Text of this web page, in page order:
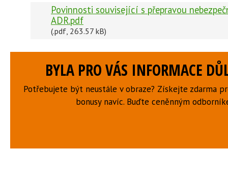
Povinnosti související s přepravou
ADR.pdf
(.pdf, 263.57 kB)
BYLA PRO VÁS INFORMACE
Potřebujete být neustále v obraze? Získejte zdarma
bonusy navíc. Buďte ceněnným